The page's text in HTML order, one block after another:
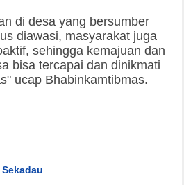
di desa yang bersumber
diawasi, masyarakat juga
sehingga kemajuan dan
bisa tercapai dan dinikmati
ucap Bhabinkamtibmas.